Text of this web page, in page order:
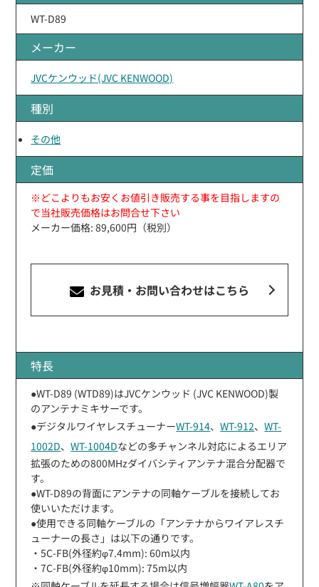
WT-D89
メーカー
JVCケンウッド(JVC KENWOOD)
種別
その他
定価
※どこよりもお安くお値引き販売する事を目指しますの
で当社販売価格はお問合せ下さい
メーカー価格: 89,600円（税別）
お見積・お問い合わせはこちら
特長
●WT-D89 (WTD89)はJVCケンウッド (JVC KENWOOD)製
のアンテナミキサーです。
●デジタルワイヤレスチューナーWT-914、WT-912、WT-
1002D、WT-1004Dなどの多チャンネル対応によるエリア
拡張のための800MHzダイバシティアンテナ混合分配器で
す。
●WT-D89の背面にアンテナの同軸ケーブルを接続してお
使いいただけます。
●使用できる同軸ケーブルの「アンテナからワイアレスチ
ューナーの長さ」は以下の通りです。
・5C-FB(外径約φ7.4mm): 60m以内
・7C-FB(外径約φ10mm): 75m以内